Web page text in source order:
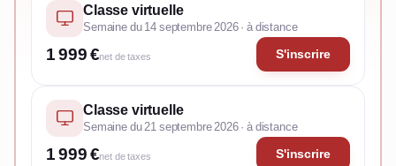
Classe virtuelle
Semaine du 14 septembre 2026 · à distance
1 999 €net de taxes S'inscrire
Classe virtuelle
Semaine du 21 septembre 2026 · à distance
1 999 €net de taxes S'inscrire